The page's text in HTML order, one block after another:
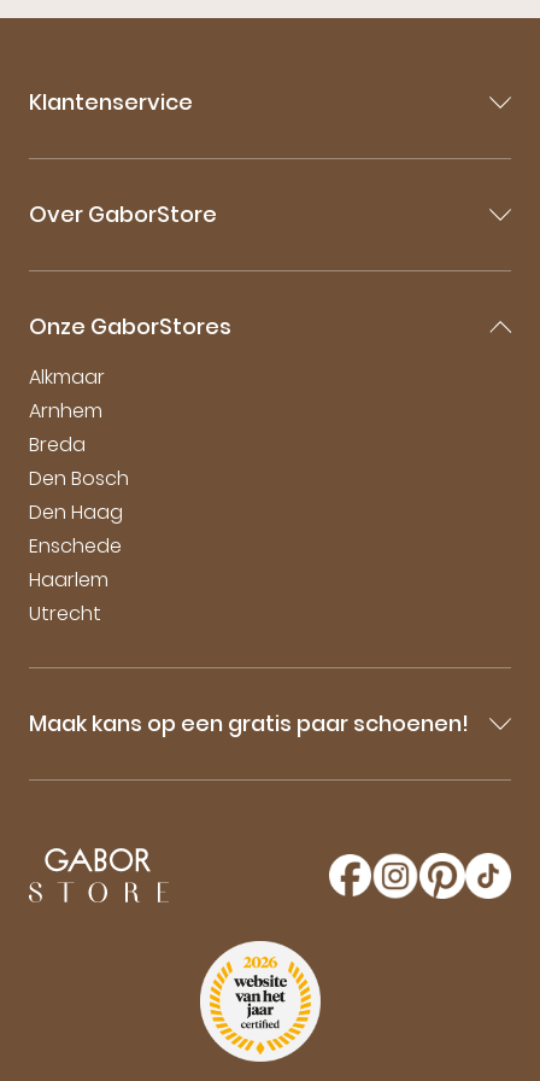
Onze GaborStores
Alkmaar
Arnhem
Breda
Den Bosch
Den Haag
Enschede
Haarlem
Utrecht
Klantenservice
Contact
Bestellen & Bezorgen
Mijn account
Over GaborStore
Over Gabor
Onderhoudstips
Vacatures
Maak kans op een gratis paar schoenen!
Blijf op de hoogte van onze sale-aankondigingen,
maak kans op een gratis paar Gabor schoenen!
Aanmelden